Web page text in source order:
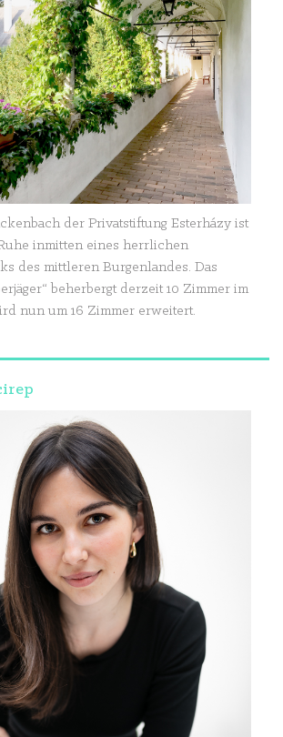
der Privatstiftung Esterházy ist
inmitten eines herrlichen
des mittleren Burgenlandes. Das
beherbergt derzeit 10 Zimmer im
nun um 16 Zimmer erweitert.